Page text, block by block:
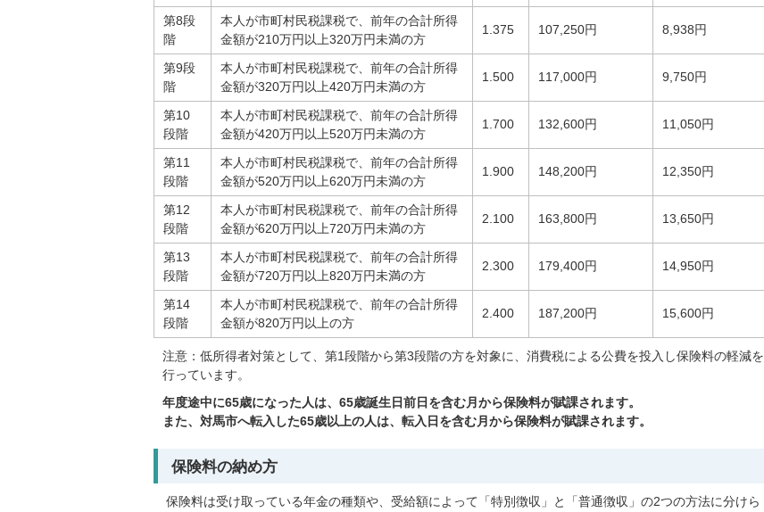
第8段
階
本人が市町村民税課税で、前年の合計所得
金額が210万円以上320万円未満の方
1.375 107,250円 8,938円
第9段
階
本人が市町村民税課税で、前年の合計所得
金額が320万円以上420万円未満の方
1.500 117,000円 9,750円
第10
段階
本人が市町村民税課税で、前年の合計所得
金額が420万円以上520万円未満の方
1.700 132,600円 11,050円
第11
段階
本人が市町村民税課税で、前年の合計所得
金額が520万円以上620万円未満の方
1.900 148,200円 12,350円
第12
段階
本人が市町村民税課税で、前年の合計所得
金額が620万円以上720万円未満の方
2.100 163,800円 13,650円
第13
段階
本人が市町村民税課税で、前年の合計所得
金額が720万円以上820万円未満の方
2.300 179,400円 14,950円
第14
段階
本人が市町村民税課税で、前年の合計所得
金額が820万円以上の方
2.400 187,200円 15,600円
注意：低所得者対策として、第1段階から第3段階の方を対象に、消費税による公費を投入し保険料の軽減を
行っています。
年度途中に65歳になった人は、65歳誕生日前日を含む月から保険料が賦課されます。
また、対馬市へ転入した65歳以上の人は、転入日を含む月から保険料が賦課されます。
保険料の納め方
保険料は受け取っている年金の種類や、受給額によって「特別徴収」と「普通徴収」の2つの方法に分けら